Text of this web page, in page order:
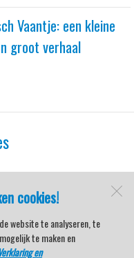
cookies!
website te analyseren, te
te maken en
en
Vaantje: een kleine
groot verhaal
tv